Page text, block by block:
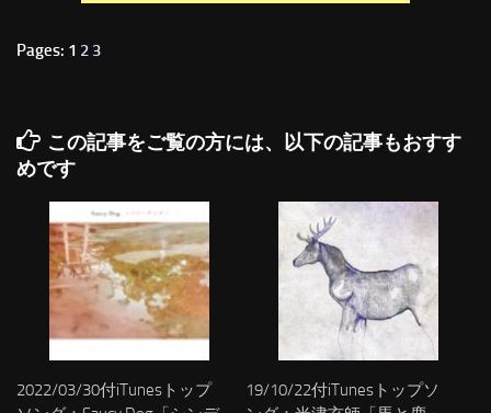
Pages: 1 2 3
この記事をご覧の方には、以下の記事もおすす
めです
2022/03/30付iTunesトップ
19/10/22付iTunesトップソ